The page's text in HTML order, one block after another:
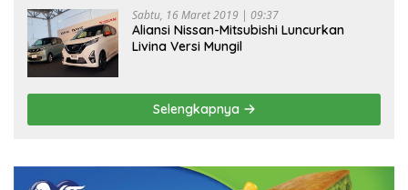
Sabtu, 16 Maret 2019 | 09:37
Aliansi Nissan-Mitsubishi Luncurkan
Livina Versi Mungil
Selengkapnya